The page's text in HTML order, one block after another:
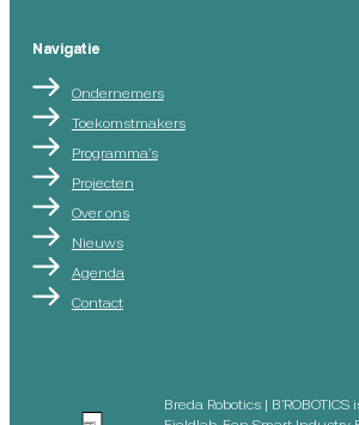
Navigatie
Ondernemers
Toekomstmakers
Programma’s
Projecten
Over ons
Nieuws
Agenda
Contact
Breda Robotics |